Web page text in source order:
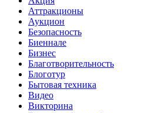
Аттракционы
Аукцион
Безопасность
Биеннале
Бизнес
Благотворительность
Блоготур
Бытовая техника
Видео
Викторина